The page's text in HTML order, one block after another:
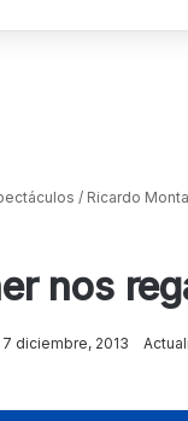
/ Ricardo
nos
7 diciembre, 2013